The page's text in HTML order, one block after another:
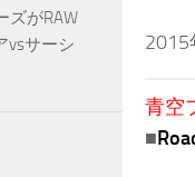
2015
青空
■
ズがRAW
vsサーシ